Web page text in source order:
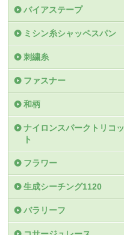
バイアステープ
ミシン糸シャッペスパン
刺繍糸
ファスナー
和柄
ナイロンスパークトリコッ
ト
フラワー
生成シーチング1120
バラリーフ